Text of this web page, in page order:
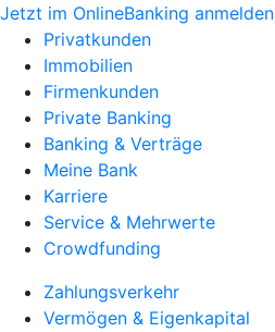
Jetzt im OnlineBanking anmelden
Privatkunden
Immobilien
Firmenkunden
Private Banking
Banking & Verträge
Meine Bank
Karriere
Service & Mehrwerte
Crowdfunding
Zahlungsverkehr
Vermögen & Eigenkapital